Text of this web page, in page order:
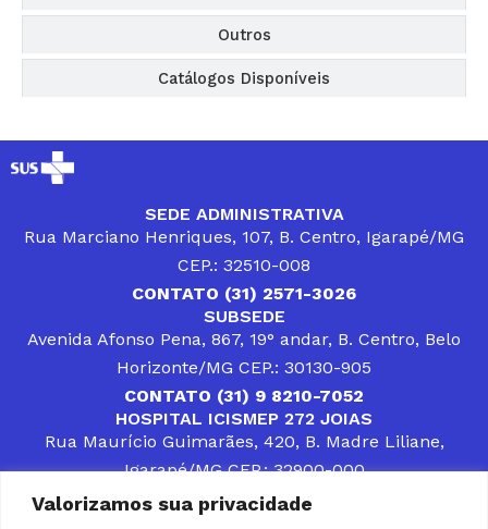
Valorizamos sua privacidade
Outros
Catálogos Disponíveis
SEDE ADMINISTRATIVA
Rua Marciano Henriques, 107, B. Centro, Igarapé/MG
CEP.: 32510-008
CONTATO (31) 2571-3026
SUBSEDE
Avenida Afonso Pena, 867, 19° andar, B. Centro, Belo
Horizonte/MG CEP.: 30130-905
CONTATO (31) 9 8210-7052
HOSPITAL ICISMEP 272 JOIAS
Rua Maurício Guimarães, 420, B. Madre Liliane,
Igarapé/MG CEP.: 32900-000
CONTATOS (31) 3512-4400 ou (31) 9 8309-8660
DESENVOLVER SOLUÇÕES, AÇÕES E SERVIÇOS